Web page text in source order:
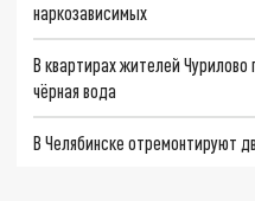
наркозависимых
В квартирах жителей Чурилово
чёрная вода
В Челябинске отремонтируют